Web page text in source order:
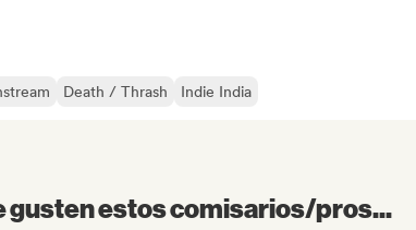
Death / Thrash Indie India
gusten estos comisarios/pros...